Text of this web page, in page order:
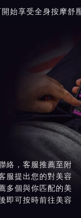
始享受全身按摩舒
絡，客服推薦至附
服提出您的對美容
多個與你匹配的美
即可按時前往美容